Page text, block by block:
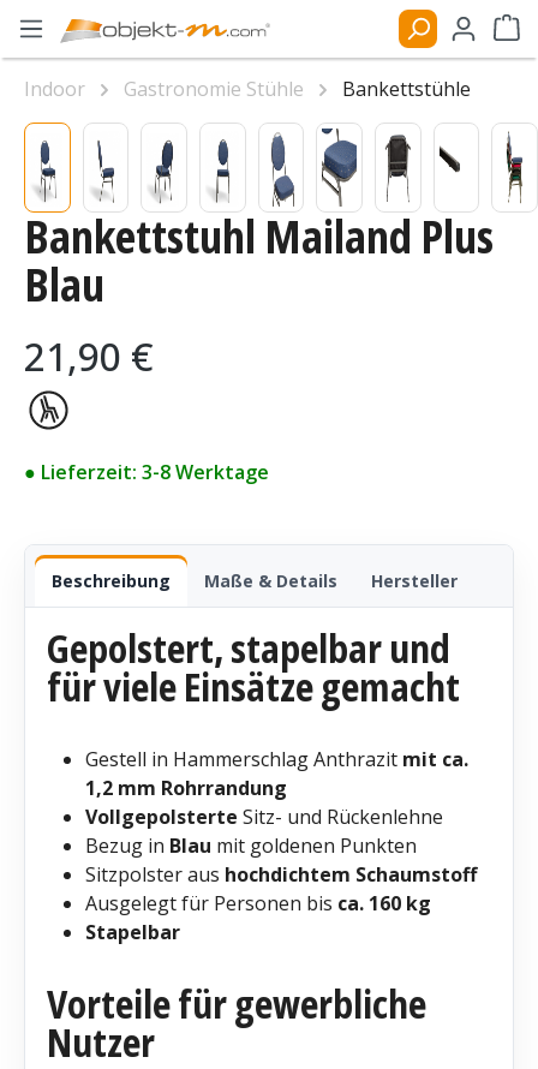
Zum Hauptinhalt springen
Bankettstuhl Mailand Plus
Blau
Regulärer Preis:
21,90 €
● Lieferzeit: 3-8 Werktage
Beschreibung Maße & Details Hersteller
Gepolstert, stapelbar und
für viele Einsätze gemacht
Gestell in Hammerschlag Anthrazit mit ca.
1,2 mm Rohrrandung
Vollgepolsterte Sitz- und Rückenlehne
Bezug in Blau mit goldenen Punkten
Sitzpolster aus hochdichtem Schaumstoff
Ausgelegt für Personen bis ca. 160 kg
Stapelbar
Vorteile für gewerbliche
Nutzer
Indoor Gastronomie Stühle
Bankettstühle
Bildergalerie überspringen